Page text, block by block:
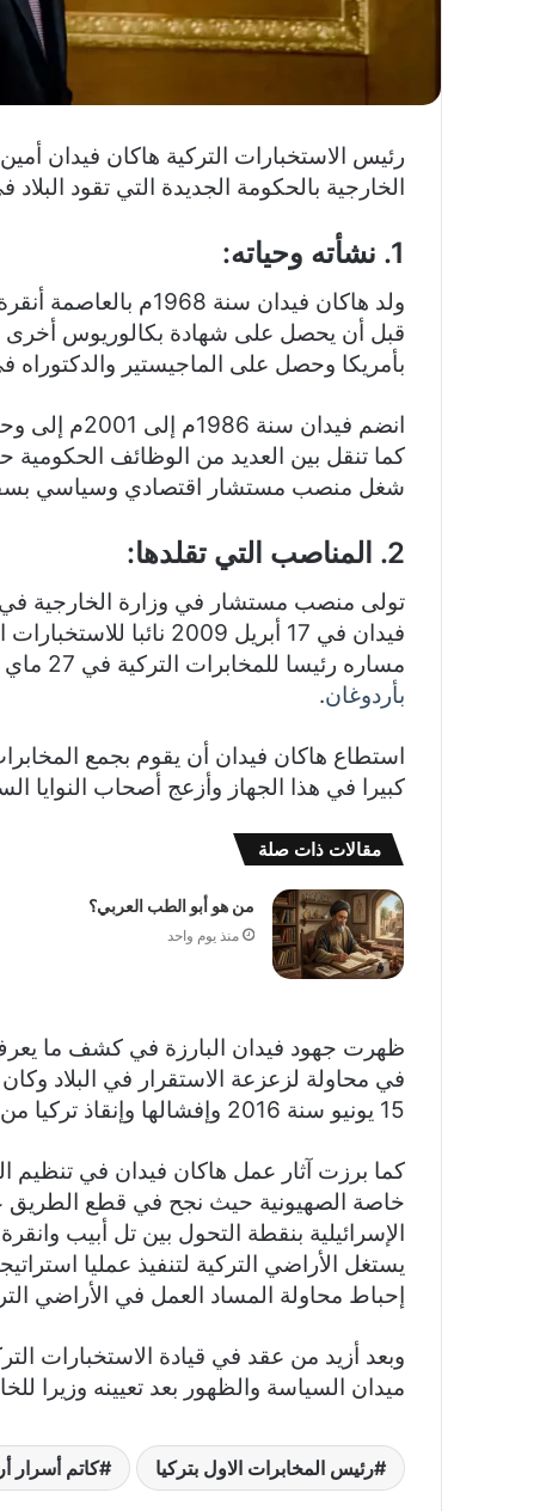
رئيس الاستخبارات التركية هاكان فيدان
الخارجية بالحكومة الجديدة التي تقود
1. نشأته وحياته:
قبل أن يحصل على شهادة بكالوريوس أخرى
بأمريكا وحصل على الماجيستير والدكتوراه
انضم فيدان
كما تنقل بين العديد من الوظائف الحكومية
شغل منصب مستشار اقتصادي وسياسي
2. المناصب التي تقلدها:
تولى منصب مستشار في وزارة الخارجية في
فيدان في 17 أبريل 2009
مساره رئيسا للمخابرات التركية في 27 ماي 2010 وكان عمره 42 سنة وعرف بعلاقته الطيبة
بأردوغان.
استطاع هاكان فيدان أن يقوم بجمع
كبيرا في هذا الجهاز وأزعج أصحاب النوايا
مقالات ذات صلة
من هو أبو الطب العربي؟
منذ يوم واحد
ظهرت جهود فيدان البارزة في كشف ما يعرف
في محاولة لزعزعة الاستقرار في البلاد
15 يونيو سنة 2016 وإفشالها وإنقاذ تركيا من عودة الجيش إلى السلطة.
كما برزت آثار عمل هاكان فيدان في تنظيم
خاصة الصهيونية حيث نجح في قطع
الإسرائيلية بنقطة التحول بين تل أبيب
يستغل الأراضي التركية لتنفيذ عمليا
إحباط محاولة المساد العمل في الأراضي
وبعد أزيد من عقد في قيادة الاستخبارات
ميدان السياسة والظهور بعد تعيينه وزيرا للخارجية
رئيس المخابرات الاول بتركيا كاتم أسرار